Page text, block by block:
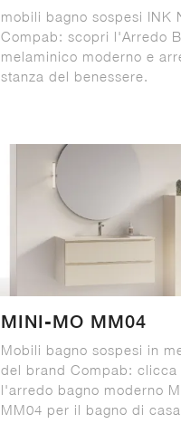
mobili bagno sospesi INK
Compab: scopri l'Arredo
melaminico moderno e
stanza del benessere.
MINI-MO MM04
Mobili bagno sospesi in
del brand Compab: clicca
l'arredo bagno moderno
MM04 per il bagno di